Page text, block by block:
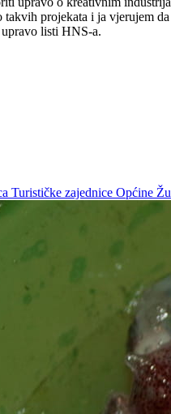
takvih projekata i ja vjerujem
listi HNS-a.
Turističke zajednice Općine